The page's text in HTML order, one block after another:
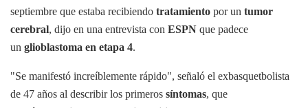
septiembre que estaba recibiendo tratamiento por un tumor
cerebral, dijo en una entrevista con ESPN que padece
un glioblastoma en etapa 4.
"Se manifestó increíblemente rápido", señaló el exbasquetbolista
de 47 años al describir los primeros síntomas, que